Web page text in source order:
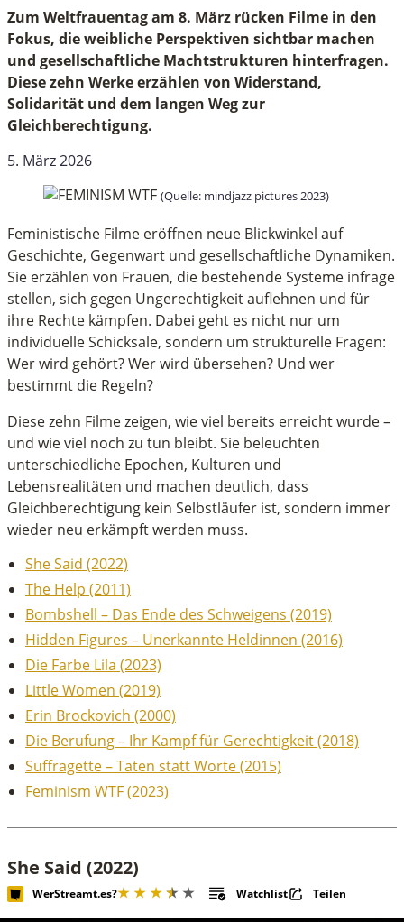
Zum Weltfrauentag am 8. März rücken Filme in den
Fokus, die weibliche Perspektiven sichtbar machen
und gesellschaftliche Machtstrukturen hinterfragen.
Diese zehn Werke erzählen von Widerstand,
Solidarität und dem langen Weg zur
Gleichberechtigung.
5. März 2026
(Quelle: mindjazz pictures 2023)
Feministische Filme eröffnen neue Blickwinkel auf
Geschichte, Gegenwart und gesellschaftliche Dynamiken.
Sie erzählen von Frauen, die bestehende Systeme infrage
stellen, sich gegen Ungerechtigkeit auflehnen und für
ihre Rechte kämpfen. Dabei geht es nicht nur um
individuelle Schicksale, sondern um strukturelle Fragen:
Wer wird gehört? Wer wird übersehen? Und wer
bestimmt die Regeln?
Diese zehn Filme zeigen, wie viel bereits erreicht wurde –
und wie viel noch zu tun bleibt. Sie beleuchten
unterschiedliche Epochen, Kulturen und
Lebensrealitäten und machen deutlich, dass
Gleichberechtigung kein Selbstläufer ist, sondern immer
wieder neu erkämpft werden muss.
She Said (2022)
The Help (2011)
Bombshell – Das Ende des Schweigens (2019)
Hidden Figures – Unerkannte Heldinnen (2016)
Die Farbe Lila (2023)
Little Women (2019)
Erin Brockovich (2000)
Die Berufung – Ihr Kampf für Gerechtigkeit (2018)
Suffragette – Taten statt Worte (2015)
Feminism WTF (2023)
She Said (2022)
WerStreamt.es? Watchlist Teilen